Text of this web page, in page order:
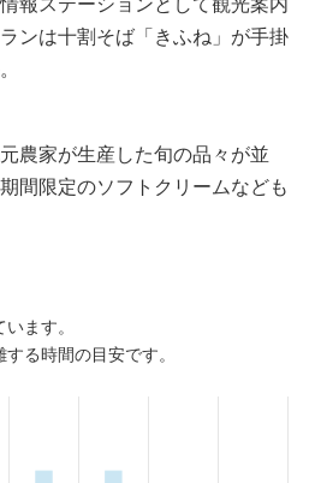
ンは十割そば「きふね」が手掛
農家が生産した旬の品々が並
間限定のソフトクリームなども
ます。
る時間の目安です。